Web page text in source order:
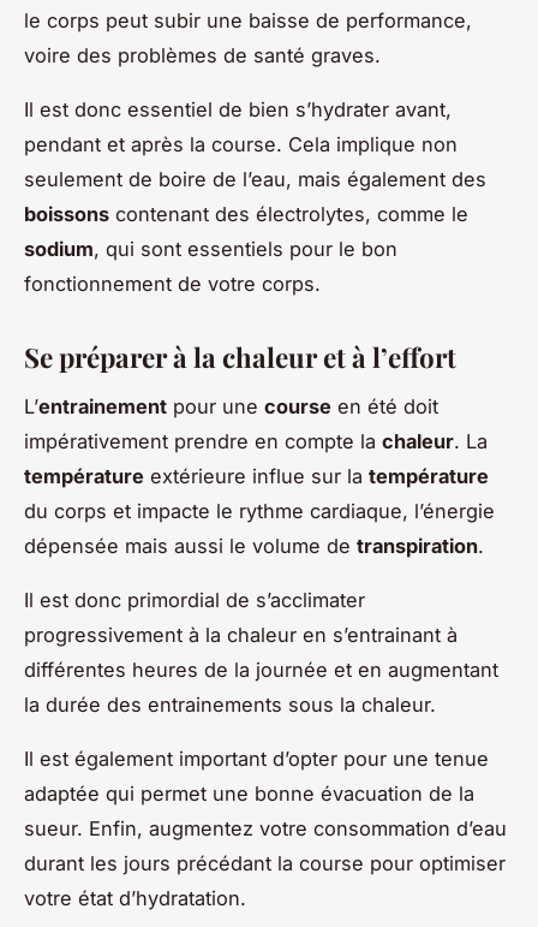
le corps peut subir une baisse de performance,
voire des problèmes de santé graves.
Il est donc essentiel de bien s’hydrater avant,
pendant et après la course. Cela implique non
seulement de boire de l’eau, mais également des
boissons contenant des électrolytes, comme le
sodium, qui sont essentiels pour le bon
fonctionnement de votre corps.
Se préparer à la chaleur et à l’effort
L’entrainement pour une course en été doit
impérativement prendre en compte la chaleur. La
température extérieure influe sur la température
du corps et impacte le rythme cardiaque, l’énergie
dépensée mais aussi le volume de transpiration.
Il est donc primordial de s’acclimater
progressivement à la chaleur en s’entrainant à
différentes heures de la journée et en augmentant
la durée des entrainements sous la chaleur.
Il est également important d’opter pour une tenue
adaptée qui permet une bonne évacuation de la
sueur. Enfin, augmentez votre consommation d’eau
durant les jours précédant la course pour optimiser
votre état d’hydratation.